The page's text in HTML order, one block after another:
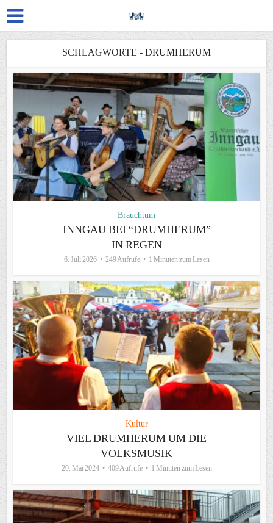
SCHLAGWORTE - DRUMHERUM
Brauchtum
INNGAU BEI “DRUMHERUM”
IN REGEN
6. Juli 2026 249 Aufrufe 1 Minuten zum Lesen
Kultur
VIEL DRUMHERUM UM DIE
VOLKSMUSIK
20. Mai 2024 409 Aufrufe 1 Minuten zum Lesen